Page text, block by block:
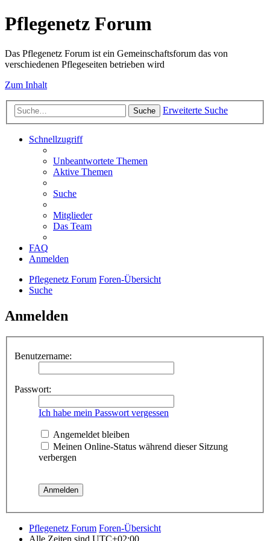
Pflegenetz Forum
Das Pflegenetz Forum ist ein Gemeinschaftsforum das von
verschiedenen Pflegeseiten betrieben wird
Zum Inhalt
Suche Erweiterte Suche
Schnellzugriff
Unbeantwortete Themen
Aktive Themen
Suche
Mitglieder
Das Team
FAQ
Anmelden
Pflegenetz Forum Foren-Übersicht
Suche
Anmelden
Benutzername:
Passwort:
Ich habe mein Passwort vergessen
Angemeldet bleiben
Meinen Online-Status während dieser Sitzung
verbergen
Pflegenetz Forum Foren-Übersicht
Alle Zeiten sind UTC+02:00